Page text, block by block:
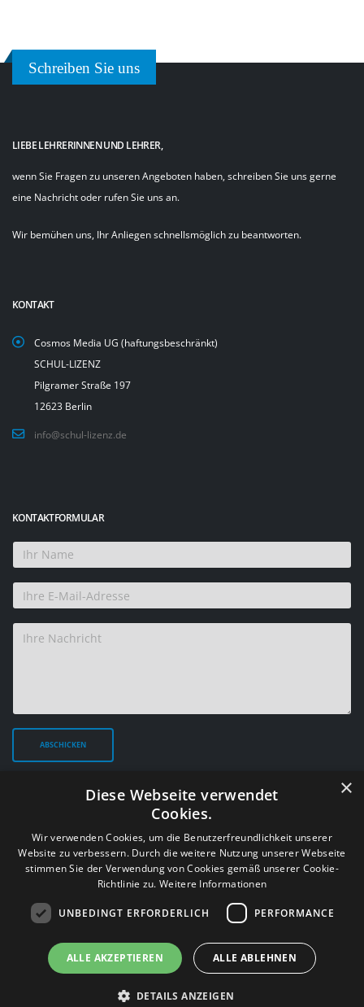
Schreiben Sie uns
LIEBE LEHRERINNEN UND LEHRER,
wenn Sie Fragen zu unseren Angeboten haben, schreiben Sie uns gerne
eine Nachricht oder rufen Sie uns an.
Wir bemühen uns, Ihr Anliegen schnellsmöglich zu beantworten.
KONTAKT
Cosmos Media UG (haftungsbeschränkt)
SCHUL-LIZENZ
Pilgramer Straße 197
12623 Berlin
info@schul-lizenz.de
KONTAKTFORMULAR
© Copyright 2026 Cosmos Media UG (haftungsbeschränkt)
FAQs Datenschutzerklärung Impressum
×
Diese Webseite verwendet
Cookies.
Wir verwenden Cookies, um die Benutzerfreundlichkeit unserer
Website zu verbessern. Durch die weitere Nutzung unserer Webseite
stimmen Sie der Verwendung von Cookies gemäß unserer Cookie-
Richtlinie zu.Weitere Informationen
UNBEDINGT ERFORDERLICH PERFORMANCE
ALLE AKZEPTIEREN ALLE ABLEHNEN
DETAILS ANZEIGEN